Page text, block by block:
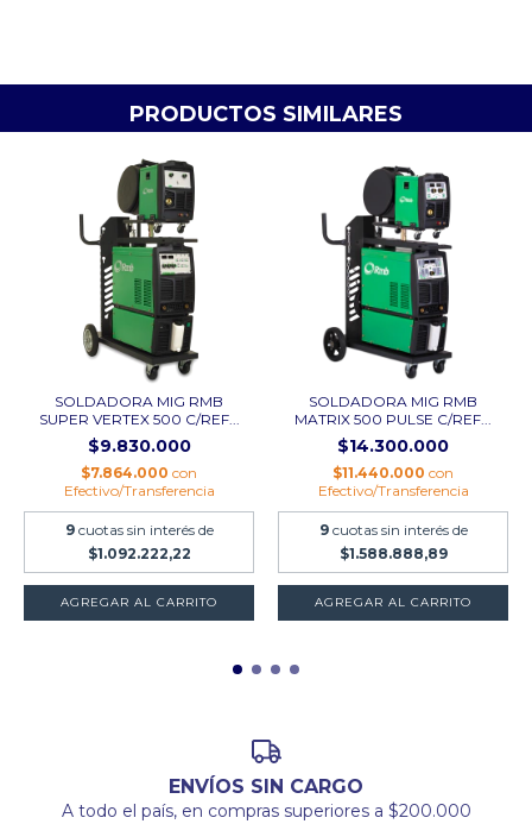
PRODUCTOS SIMILARES
SOLDADORA MIG RMB
SUPER VERTEX 500 C/REF...
$9.830.000
$7.864.000 con
Efectivo/Transferencia
9 cuotas sin interés de
$1.092.222,22
SOLDADORA MIG RMB
MATRIX 500 PULSE C/REF...
$14.300.000
$11.440.000 con
Efectivo/Transferencia
9 cuotas sin interés de
$1.588.888,89
ENVÍOS SIN CARGO
A todo el país, en compras superiores a $200.000